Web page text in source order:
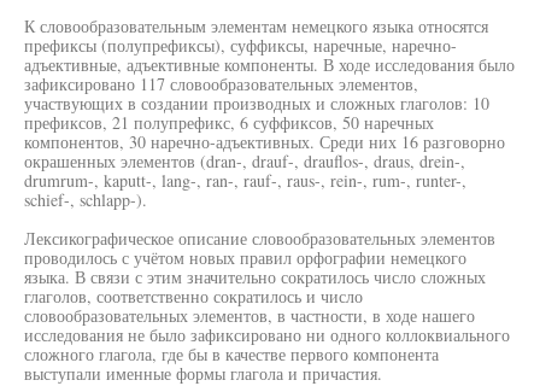
К словообразовательным элементам немецкого языка относятся
префиксы (полупрефиксы), суффиксы, наречные, наречно-
адъективные, адъективные компоненты. В ходе исследования было
зафиксировано 117 словообразовательных элементов,
участвующих в создании производных и сложных глаголов: 10
префиксов, 21 полупрефикс, 6 суффиксов, 50 наречных
компонентов, 30 наречно-адъективных. Среди них 16 разговорно
окрашенных элементов (dran-, drauf-, drauflos-, draus, drein-,
drumrum-, kaputt-, lang-, ran-, rauf-, raus-, rein-, rum-, runter-,
schief-, schlapp-).
Лексикографическое описание словообразовательных элементов
проводилось с учётом новых правил орфографии немецкого
языка. В связи с этим значительно сократилось число сложных
глаголов, соответственно сократилось и число
словообразовательных элементов, в частности, в ходе нашего
исследования не было зафиксировано ни одного коллоквиального
сложного глагола, где бы в качестве первого компонента
выступали именные формы глагола и причастия.